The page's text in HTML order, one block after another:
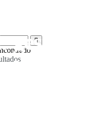
de saúde
da
e a